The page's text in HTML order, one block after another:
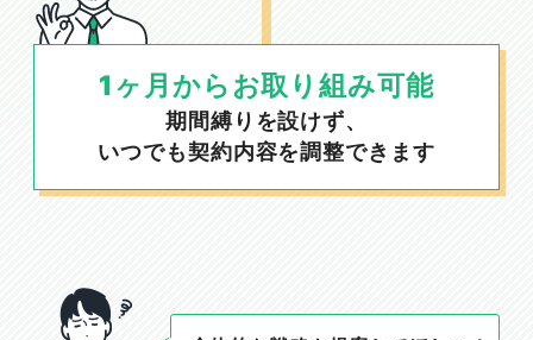
1ヶ月からお取り組み可能
期間縛りを設けず、
いつでも契約内容を調整できます